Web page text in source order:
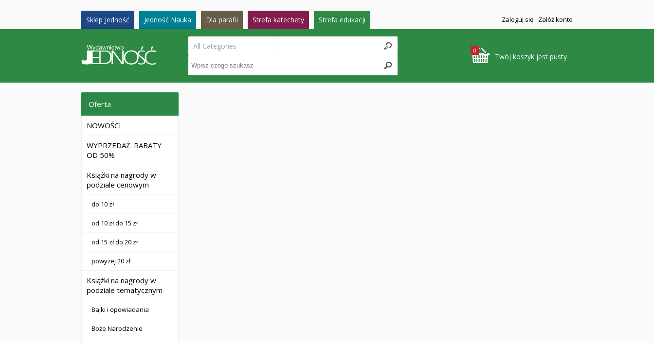
Sklep Jedność Jedność Nauka Dla parafii Strefa katechety Strefa edukacji Zaloguj się Załóż konto
All Categories Search
0
Twój koszyk jest pusty
Oferta
NOWOŚCI
WYPRZEDAŻ. RABATY
OD 50%
Książki na nagrody w
podziale cenowym
do 10 zł
od 10 zł do 15 zł
od 15 zł do 20 zł
powyżej 20 zł
Książki na nagrody w
podziale tematycznym
Bajki i opowiadania
Boże Narodzenie